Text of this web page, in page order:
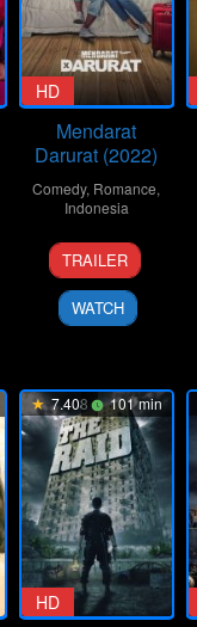
HD
Mendarat
Darurat (2022)
Comedy, Romance,
Indonesia
8
Sep
2022
Pandji
Pragiwaksono
TRAILER
WATCH
7.408 101 min
HD